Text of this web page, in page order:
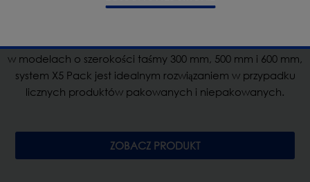
w modelach o szerokości taśmy 300 mm, 500 mm i 600 mm,
system X5 Pack jest idealnym rozwiązaniem w przypadku
licznych produktów pakowanych i niepakowanych.
ZOBACZ PRODUKT